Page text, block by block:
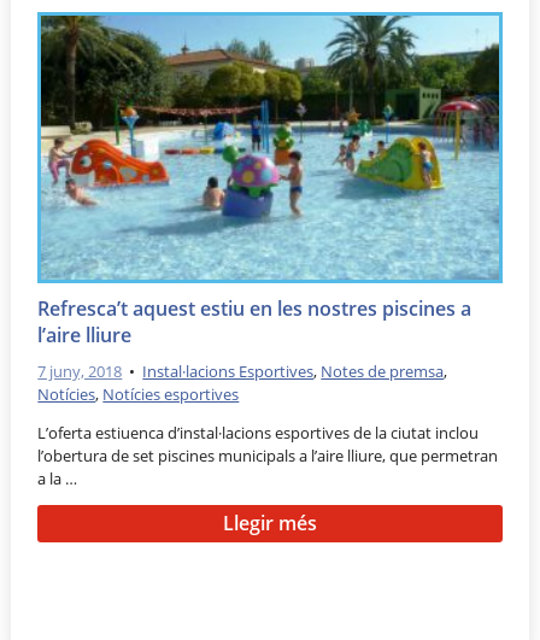
Refresca’t aquest estiu en les nostres piscines a
l’aire lliure
7 juny, 2018 • Instal·lacions Esportives, Notes de premsa,
Notícies, Notícies esportives
L’oferta estiuenca d’instal·lacions esportives de la ciutat inclou
l’obertura de set piscines municipals a l’aire lliure, que permetran
a la …
Llegir més